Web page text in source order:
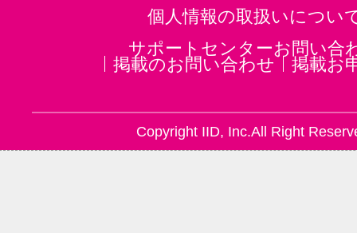
リュート(1)
音楽・楽器その他
個人情報の取扱いについ
サポートセンターお問い合
掲載のお問い合わせ
掲載お
Copyright IID, Inc.All Right